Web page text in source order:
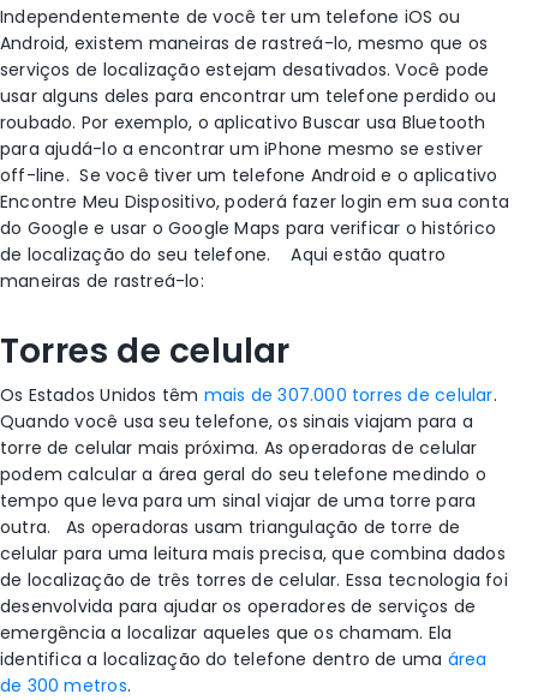
Independentemente de você ter um telefone iOS ou
Android, existem maneiras de rastreá-lo, mesmo que os
serviços de localização estejam desativados. Você pode
usar alguns deles para encontrar um telefone perdido ou
roubado. Por exemplo, o aplicativoBuscar usa Bluetooth
para ajudá-lo a encontrar umiPhone mesmo se estiver
off-line. Se você tiver um telefone Android e o aplicativo
Encontre Meu Dispositivo, poderá fazer login em sua conta
do Google e usar o Google Maps para verificar ohistórico
de localização do seu telefone.
Aqui estão quatro
maneiras de rastreá-lo:
Torres de celular
Os Estados Unidos têm mais de 307.000 torres de celular.
Quando você usa seu telefone, os sinais viajam para a
torre de celular mais próxima. As operadoras de celular
podem calcular a área geral do seu telefone medindo o
tempo que leva para um sinal viajar de uma torre para
outra.
As operadoras usam triangulação de torre de
celular para uma leitura mais precisa, que combina dados
de localização de três torres de celular. Essa tecnologia foi
desenvolvida para ajudar os operadores de serviços de
emergência a localizar aqueles que os chamam. Ela
identifica a localização do telefone dentro de uma área
de 300 metros.